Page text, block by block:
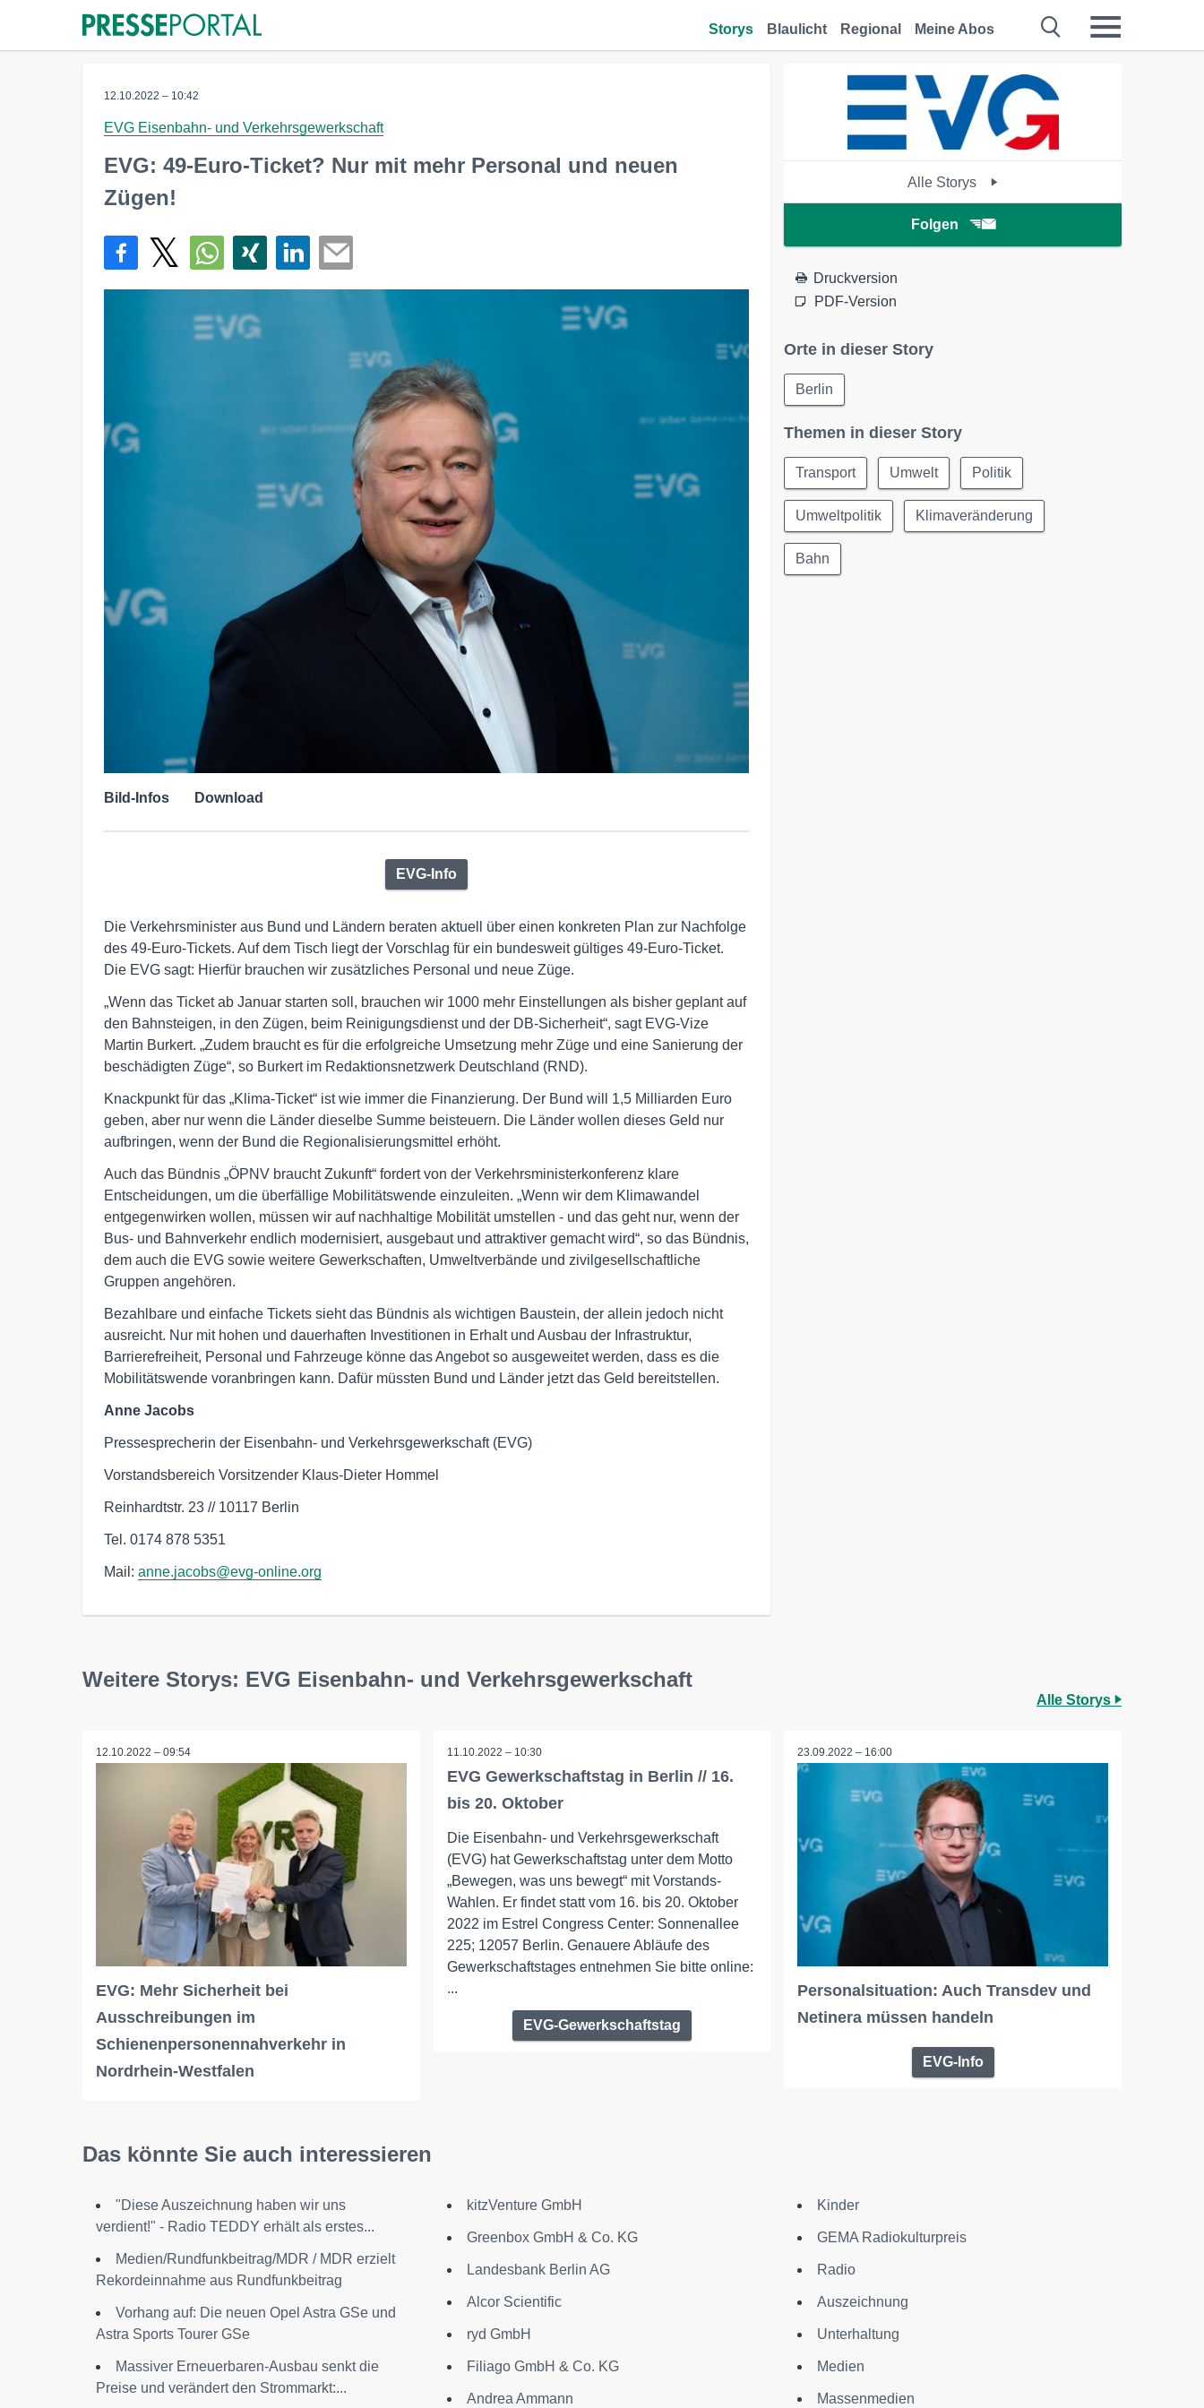
Storys Blaulicht Regional Meine Abos
12.10.2022 – 10:42
EVG Eisenbahn- und Verkehrsgewerkschaft
EVG: 49-Euro-Ticket? Nur mit mehr Personal und neuen
Zügen!
Bild-Infos Download
EVG-Info
Die Verkehrsminister aus Bund und Ländern beraten aktuell über einen konkreten Plan zur Nachfolge
des 49-Euro-Tickets. Auf dem Tisch liegt der Vorschlag für ein bundesweit gültiges 49-Euro-Ticket.
Die EVG sagt: Hierfür brauchen wir zusätzliches Personal und neue Züge.
„Wenn das Ticket ab Januar starten soll, brauchen wir 1000 mehr Einstellungen als bisher geplant auf
den Bahnsteigen, in den Zügen, beim Reinigungsdienst und der DB-Sicherheit“, sagt EVG-Vize
Martin Burkert. „Zudem braucht es für die erfolgreiche Umsetzung mehr Züge und eine Sanierung der
beschädigten Züge“, so Burkert im Redaktionsnetzwerk Deutschland (RND).
Knackpunkt für das „Klima-Ticket“ ist wie immer die Finanzierung. Der Bund will 1,5 Milliarden Euro
geben, aber nur wenn die Länder dieselbe Summe beisteuern. Die Länder wollen dieses Geld nur
aufbringen, wenn der Bund die Regionalisierungsmittel erhöht.
Auch das Bündnis „ÖPNV braucht Zukunft“ fordert von der Verkehrsministerkonferenz klare
Entscheidungen, um die überfällige Mobilitätswende einzuleiten. „Wenn wir dem Klimawandel
entgegenwirken wollen, müssen wir auf nachhaltige Mobilität umstellen - und das geht nur, wenn der
Bus- und Bahnverkehr endlich modernisiert, ausgebaut und attraktiver gemacht wird“, so das Bündnis,
dem auch die EVG sowie weitere Gewerkschaften, Umweltverbände und zivilgesellschaftliche
Gruppen angehören.
Bezahlbare und einfache Tickets sieht das Bündnis als wichtigen Baustein, der allein jedoch nicht
ausreicht. Nur mit hohen und dauerhaften Investitionen in Erhalt und Ausbau der Infrastruktur,
Barrierefreiheit, Personal und Fahrzeuge könne das Angebot so ausgeweitet werden, dass es die
Mobilitätswende voranbringen kann. Dafür müssten Bund und Länder jetzt das Geld bereitstellen.
Anne Jacobs
Pressesprecherin der Eisenbahn- und Verkehrsgewerkschaft (EVG)
Vorstandsbereich Vorsitzender Klaus-Dieter Hommel
Reinhardtstr. 23 // 10117 Berlin
Tel. 0174 878 5351
Mail: anne.jacobs@evg-online.org
Alle Storys
Folgen
Druckversion
PDF-Version
Orte in dieser Story
Berlin
Themen in dieser Story
Transport Umwelt Politik
Umweltpolitik Klimaveränderung
Bahn
Weitere Storys: EVG Eisenbahn- und Verkehrsgewerkschaft
Alle Storys
12.10.2022 – 09:54
EVG: Mehr Sicherheit bei
Ausschreibungen im
Schienenpersonennahverkehr in
Nordrhein-Westfalen
11.10.2022 – 10:30
EVG Gewerkschaftstag in Berlin // 16.
bis 20. Oktober
Die Eisenbahn- und Verkehrsgewerkschaft
(EVG) hat Gewerkschaftstag unter dem Motto
„Bewegen, was uns bewegt“ mit Vorstands-
Wahlen. Er findet statt vom 16. bis 20. Oktober
2022 im Estrel Congress Center: Sonnenallee
225; 12057 Berlin. Genauere Abläufe des
Gewerkschaftstages entnehmen Sie bitte online:
...
EVG-Gewerkschaftstag
23.09.2022 – 16:00
Personalsituation: Auch Transdev und
Netinera müssen handeln
EVG-Info
Das könnte Sie auch interessieren
"Diese Auszeichnung haben wir uns
verdient!" - Radio TEDDY erhält als erstes...
Medien/Rundfunkbeitrag/MDR / MDR erzielt
Rekordeinnahme aus Rundfunkbeitrag
Vorhang auf: Die neuen Opel Astra GSe und
Astra Sports Tourer GSe
Massiver Erneuerbaren-Ausbau senkt die
Preise und verändert den Strommarkt:...
kitzVenture GmbH
Greenbox GmbH & Co. KG
Landesbank Berlin AG
Alcor Scientific
ryd GmbH
Filiago GmbH & Co. KG
Andrea Ammann
Kinder
GEMA Radiokulturpreis
Radio
Auszeichnung
Unterhaltung
Medien
Massenmedien